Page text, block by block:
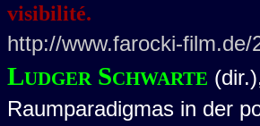
visibilité.
http://www.farocki-film.de/
Ludger Schwarte
Raumparadigmas in der